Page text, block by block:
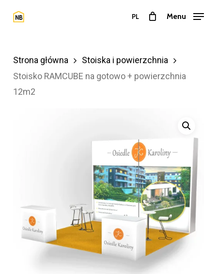
PL Menu
Strona główna
Stoiska i powierzchnia
Stoisko RAMCUBE na gotowo + powierzchnia
12m2